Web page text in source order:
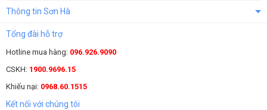
Thông tin Sơn Hà
Tổng đài hỗ trợ
Hotline mua hàng: 096.926.9090
CSKH: 1900.9696.15
Khiếu nại: 0968.60.1515
Kết nối với chúng tôi